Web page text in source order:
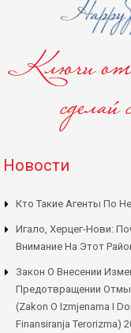
Новости
Кто Такие Агенты По
Игало, Херцег-Нови:
Внимание На Этот
Закон О Внесении
Предотвращении
(Zakon O Izmjenama I
Finansiranja Terorizma)